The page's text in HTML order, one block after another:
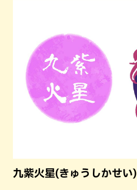
九紫火星(きゅうしかせい)